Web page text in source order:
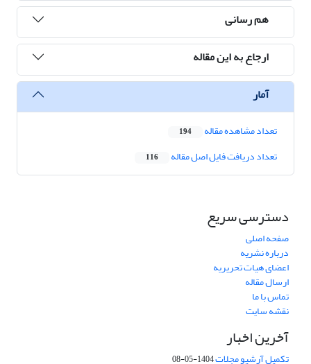
هم رسانی
ارجاع به این مقاله
آمار
تعداد مشاهده مقاله 194
تعداد دریافت فایل اصل مقاله 116
دسترسی سریع
صفحه اصلی
درباره نشریه
اعضای هیات تحریریه
ارسال مقاله
تماس با ما
نقشه سایت
آخرین اخبار
تکمیل آرشیو مجلات1404-05-08